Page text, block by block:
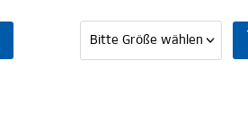
MITGLIED WERDEN